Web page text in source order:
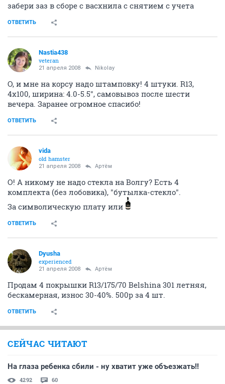
забери заз в сборе с васхнила с снятием с учета
ОТВЕТИТЬ
Nastia438
veteran
21 апреля 2008 Nikolay
О, и мне на корсу надо штамповку! 4 штуки. R13,
4x100, ширина: 4.0-5.5", самовывоз после шести
вечера. Заранее огромное спасибо!
ОТВЕТИТЬ
vida
old hamster
21 апреля 2008 Артём
О! А никому не надо стекла на Волгу? Есть 4
комплекта (без лобовика), "бутылка-стекло".
За символическую плату или
ОТВЕТИТЬ
Dyusha
experienced
21 апреля 2008 Артём
Продам 4 покрышки R13/175/70 Belshina 301 летняя,
бескамерная, износ 30-40%. 500р за 4 шт.
ОТВЕТИТЬ
СЕЙЧАС ЧИТАЮТ
На глаза ребенка сбили - ну хватит уже объезжать!!
4292 60